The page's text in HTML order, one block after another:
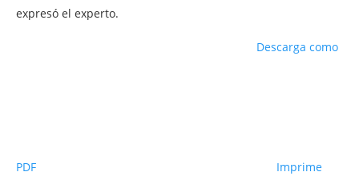
expresó el experto.
Descarga como
PDF Imprime